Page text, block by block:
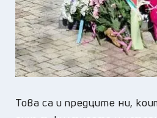
Това са и предците ни,